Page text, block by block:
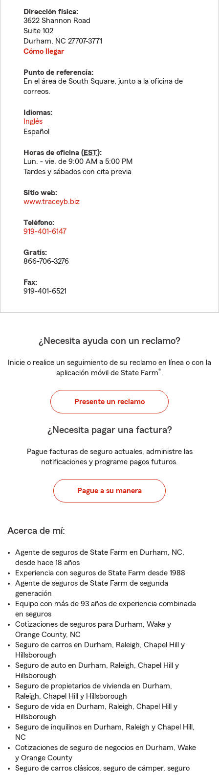
Dirección física:
3622 Shannon Road
Suite 102
Durham, NC 27707-3771
Cómo llegar
Punto de referencia:
En el área de South Square, junto a la oficina de
correos.
Idiomas:
Inglés
Español
Horas de oficina (EST):
Lun. - vie. de 9:00 AM a 5:00 PM
Tardes y sábados con cita previa
Sitio web:
www.traceyb.biz
Teléfono:
919-401-6147
Gratis:
866-706-3276
Fax:
919-401-6521
¿Necesita ayuda con un reclamo?
Inicie o realice un seguimiento de su reclamo en línea o con la
aplicación móvil de State Farm®.
Presente un reclamo
¿Necesita pagar una factura?
Pague facturas de seguro actuales, administre las
notificaciones y programe pagos futuros.
Pague a su manera
Acerca de mí:
Agente de seguros de State Farm en Durham, NC,
desde hace 18 años
Experiencia con seguros de State Farm desde 1988
Agente de seguros de State Farm de segunda
generación
Equipo con más de 93 años de experiencia combinada
en seguros
Cotizaciones de seguros para Durham, Wake y
Orange County, NC
Seguro de carros en Durham, Raleigh, Chapel Hill y
Hillsborough
Seguro de auto en Durham, Raleigh, Chapel Hill y
Hillsborough
Seguro de propietarios de vivienda en Durham,
Raleigh, Chapel Hill y Hillsborough
Seguro de vida en Durham, Raleigh, Chapel Hill y
Hillsborough
Seguro de inquilinos en Durham, Raleigh y Chapel Hill,
NC
Cotizaciones de seguro de negocios en Durham, Wake
y Orange County
Seguro de carros clásicos, seguro de cámper, seguro